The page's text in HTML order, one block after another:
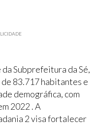
Subprefeitura da Sé,
83.717 habitantes e
demográfica, com
2022 .A
2 visa fortalecer